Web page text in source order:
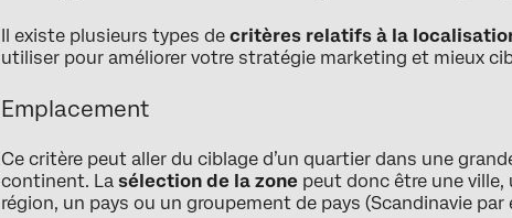
Il existe plusieurs types de critères relatifs à la
utiliser pour améliorer votre stratégie marketing et mieux
Emplacement
Ce critère peut aller du ciblage d’un quartier dans une
continent. La sélection de la zone peut donc être une
région, un pays ou un groupement de pays (Scandinavie par